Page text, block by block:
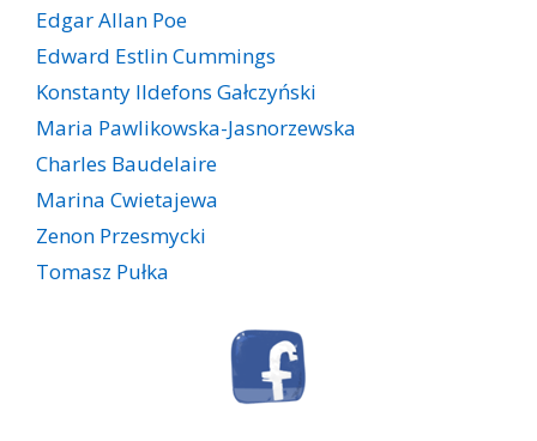
Edgar Allan Poe
Edward Estlin Cummings
Konstanty Ildefons Gałczyński
Maria Pawlikowska-Jasnorzewska
Charles Baudelaire
Marina Cwietajewa
Zenon Przesmycki
Tomasz Pułka